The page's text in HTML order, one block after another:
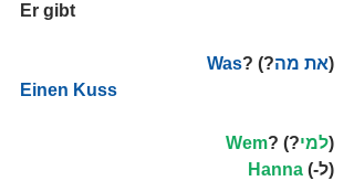
Er gibt
(את מה?) ?
Was
Einen Kuss
(למי?) ?
Wem
(ל-) Hanna